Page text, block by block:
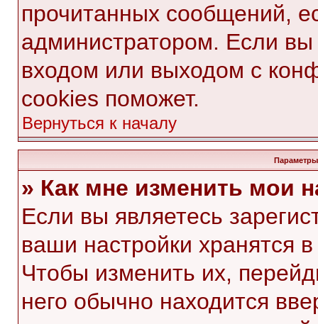
прочитанных сообщений,
администратором. Если
входом или выходом с
cookies поможет.
Вернуться к началу
Параметры
» Как мне изменить мои
Если вы являетесь
ваши настройки хранятся
Чтобы изменить их,
него обычно находится